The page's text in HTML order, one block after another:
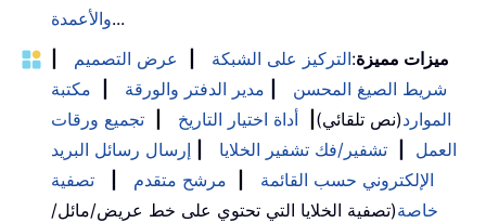
والأعمدة...
ميزات مميزة:التركيز على الشبكة عرض التصميم
شريط الصيغ المحسن
مدير الدفتر والورقة
مكتبة
الموارد(نص تلقائي) أداة اختيار التاريخ
تجميع ورقات
العمل
تشفير/فك تشفير الخلايا
إرسال رسائل البريد
الإلكتروني حسب القائمة
مرشح متقدم
تصفية
خاصة(تصفية الخلايا التي تحتوي على خط عريض/مائل/